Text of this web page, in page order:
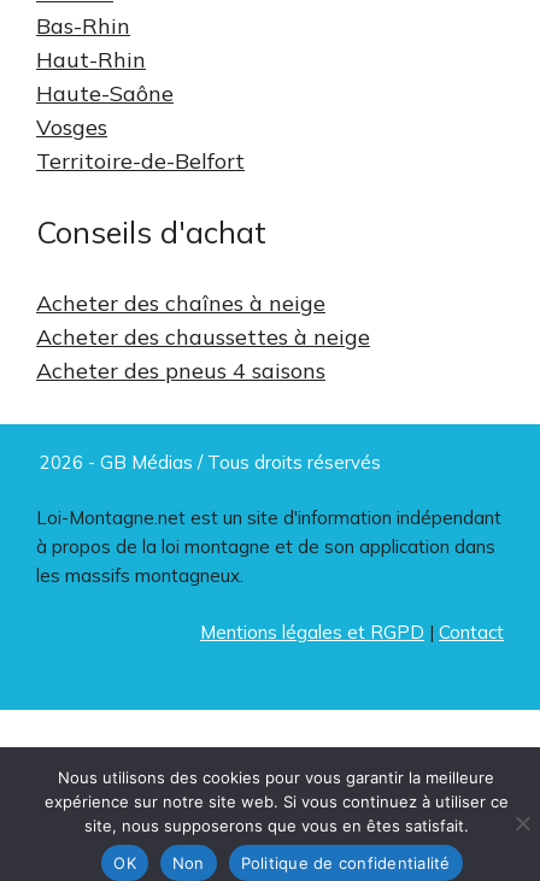
Bas-Rhin
Haut-Rhin
Haute-Saône
Vosges
Territoire-de-Belfort
Conseils d'achat
Acheter des chaînes à neige
Acheter des chaussettes à neige
Acheter des pneus 4 saisons
Loi-Montagne.net est un site d'information indépendant
à propos de la loi montagne et de son application dans
les massifs montagneux.
Mentions légales et RGPD | Contact
2026 - GB Médias / Tous droits réservés
Nous utilisons des cookies pour vous garantir la meilleure
expérience sur notre site web. Si vous continuez à utiliser ce
site, nous supposerons que vous en êtes satisfait.
OK
Non Politique de confidentialité